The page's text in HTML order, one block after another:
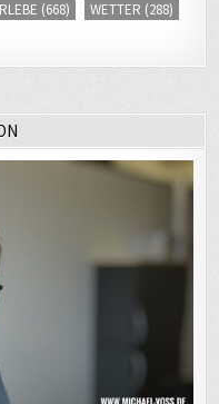
(668) WETTER (288)